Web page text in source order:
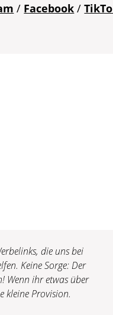
/ Facebook /
die uns bei
Keine Sorge: Der
Wenn ihr etwas über
kleine Provision.